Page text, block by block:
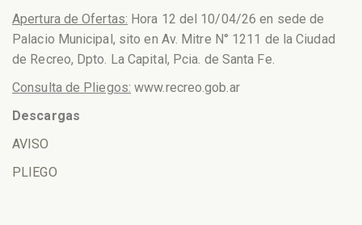
Apertura de Ofertas: Hora 12 del 10/04/26 en sede de
Palacio Municipal, sito en Av. Mitre N° 1211 de la Ciudad
de Recreo, Dpto. La Capital, Pcia. de Santa Fe.
Consulta de Pliegos: www.recreo.gob.ar
Descargas
AVISO
PLIEGO